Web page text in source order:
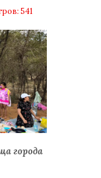
541
города